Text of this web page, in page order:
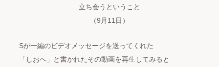
立ち会うということ
（9月11日）
Sが一編のビデオメッセージを送ってくれた
「しおへ」と書かれたその動画を再生してみると